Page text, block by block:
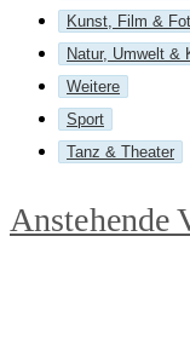
Kunst, Film &
Natur, Umwelt &
Weitere
Sport
Tanz & Theater
Anstehende